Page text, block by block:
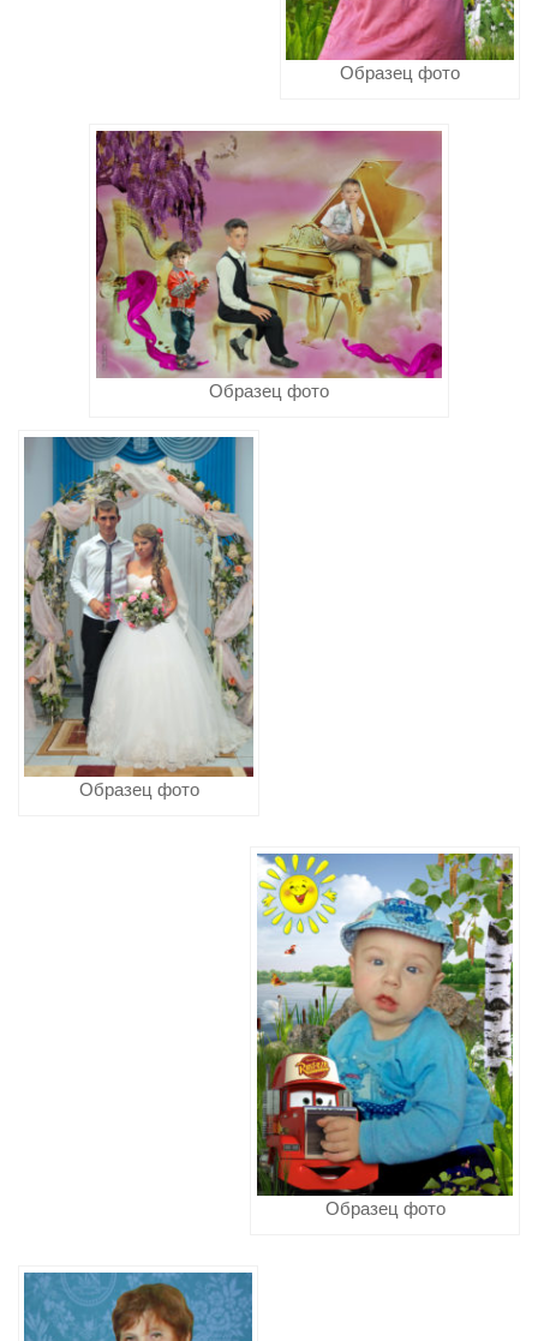
Образец фото
Образец фото
Образец фото
Образец фото